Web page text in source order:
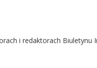
i redaktorach Biuletynu